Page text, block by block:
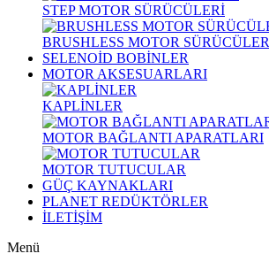
STEP MOTOR SÜRÜCÜLERİ
BRUSHLESS MOTOR SÜRÜCÜLER
SELENOİD BOBİNLER
MOTOR AKSESUARLARI
KAPLİNLER
MOTOR BAĞLANTI APARATLARI
MOTOR TUTUCULAR
GÜÇ KAYNAKLARI
PLANET REDÜKTÖRLER
İLETİŞİM
Menü